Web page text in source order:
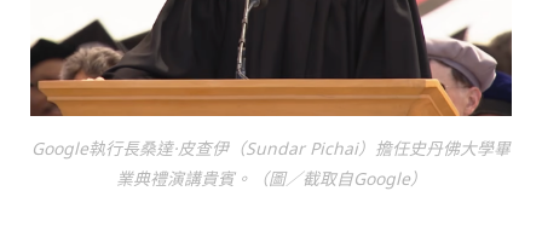
Google執行長桑達·皮查伊（Sundar Pichai）擔任史丹佛大學畢
業典禮演講貴賓。（圖／截取自Google）